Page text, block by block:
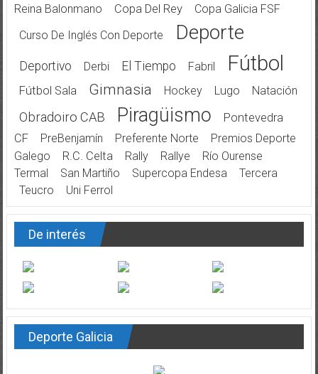
Reina Balonmano
Copa Del Rey
Copa Galicia FSF
Curso De Inglés Con Deporte
Deporte
Deportivo Derbi El Tiempo Fabril Fútbol
Fútbol Sala Gimnasia Hockey Lugo Natación
Obradoiro CAB Piragüismo
Pontevedra
CF
PreBenjamín Preferente Norte
Premios Deporte
Galego
R.C. Celta Rally Rallye
Río Ourense
Termal
San Martiño Supercopa Endesa
Tercera
Teucro
Uni Ferrol
De interés
Deporte Galicia